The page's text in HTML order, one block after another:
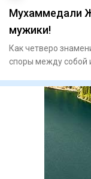
Мухаммедали
мужики!
Как четверо
споры между собой